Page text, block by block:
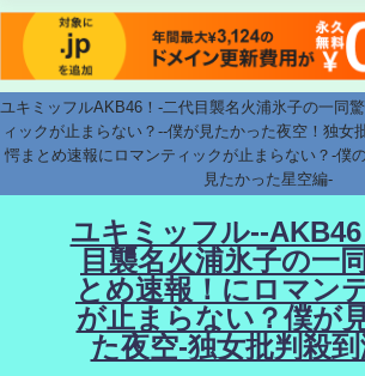
ユキミッフルAKB46！-二代目襲名火浦氷子の一同
ィックが止まらない？--僕が見たかった夜空！独女
愕まとめ速報にロマンティックが止まらない？-僕
見たかった星空編-
ユキミッフル--
目襲名火浦氷子の一
とめ速報！にロマン
が止まらない？僕が
た夜空-独女批判殺